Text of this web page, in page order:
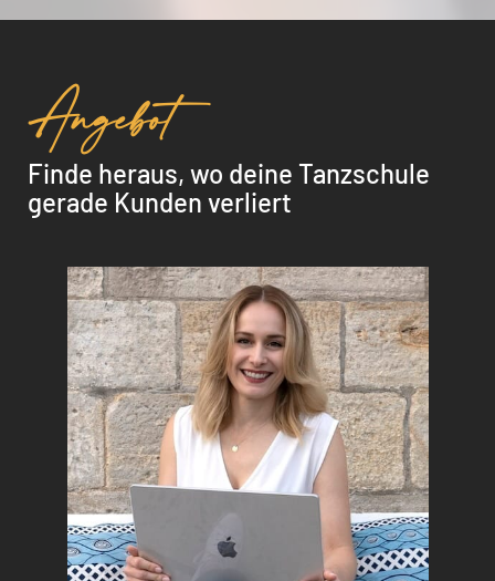
Angebot
Finde heraus, wo deine Tanzschule
gerade Kunden verliert